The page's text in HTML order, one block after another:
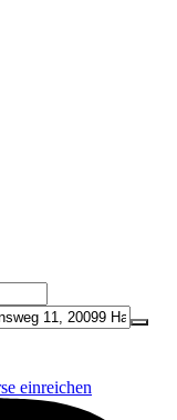
einreichen